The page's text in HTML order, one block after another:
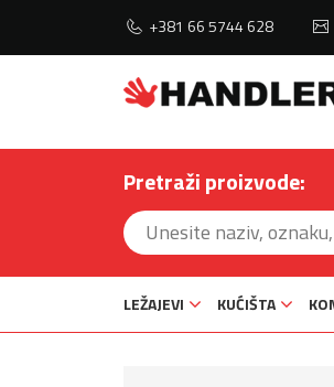
+381 66 5744 628
Pretraži proizvode:
LEŽAJEVI KUĆIŠTA